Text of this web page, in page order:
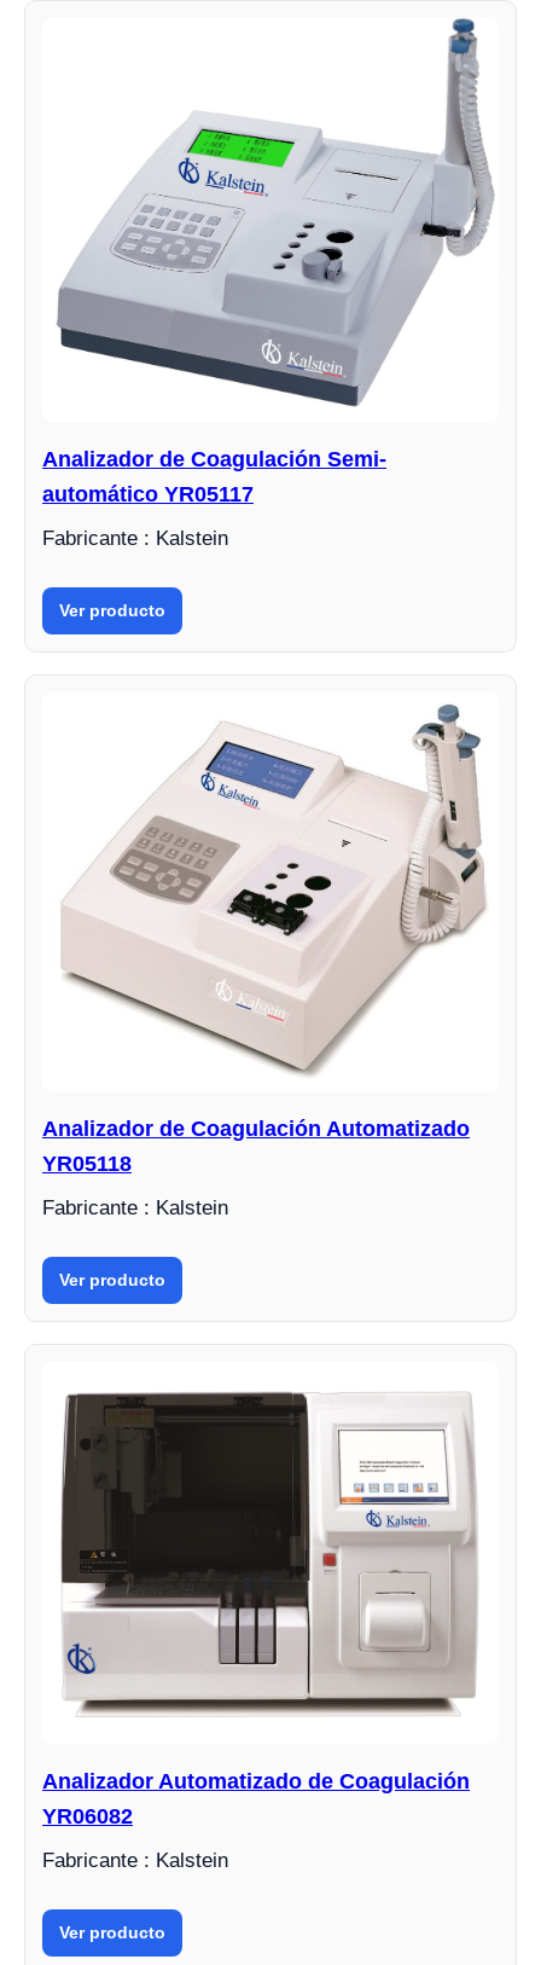
Analizador de Coagulación Semi-
automático YR05117
Fabricante : Kalstein
Ver producto
Analizador de Coagulación Automatizado
YR05118
Fabricante : Kalstein
Ver producto
Analizador Automatizado de Coagulación
YR06082
Fabricante : Kalstein
Ver producto